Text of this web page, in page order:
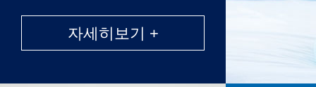
자세히보기 +